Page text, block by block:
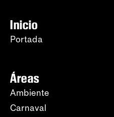
Inicio
Portada
Áreas
Ambiente
Carnaval